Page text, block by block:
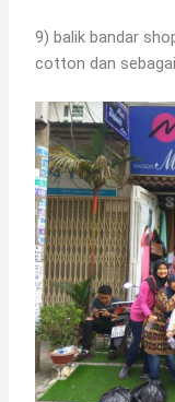
9) balik bandar
cotton dan